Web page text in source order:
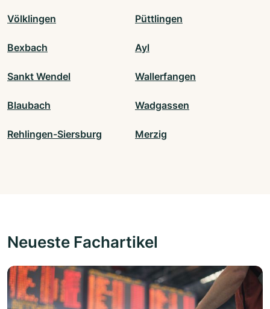
Völklingen Püttlingen
Bexbach Ayl
Sankt Wendel Wallerfangen
Blaubach Wadgassen
Rehlingen-Siersburg Merzig
Neueste Fachartikel